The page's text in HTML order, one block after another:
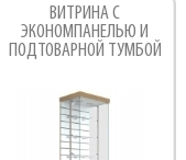
ВИТРИНА С
ЭКОНОМПАНЕЛЬЮ И
ПОДТОВАРНОЙ ТУМБОЙ